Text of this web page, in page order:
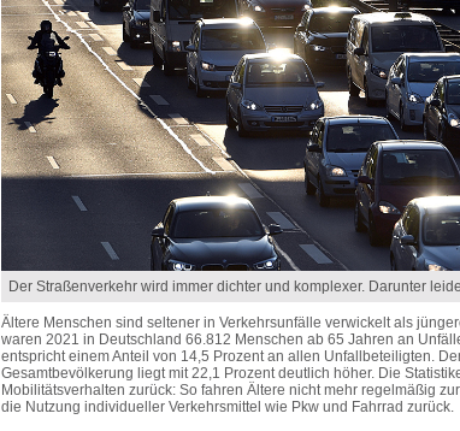
Der Straßenverkehr wird immer dichter und komplexer. Darunter
Ältere Menschen sind seltener in Verkehrsunfälle verwickelt als
waren 2021 in Deutschland 66.812 Menschen ab 65 Jahren an
entspricht einem Anteil von 14,5 Prozent an allen Unfallbeteiligten.
Gesamtbevölkerung liegt mit 22,1 Prozent deutlich höher. Die
Mobilitätsverhalten zurück: So fahren Ältere nicht mehr regelmäßig
die Nutzung individueller Verkehrsmittel wie Pkw und Fahrrad zurück.